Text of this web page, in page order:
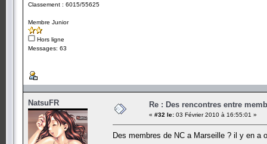
Classement : 6015/55625
Membre Junior
Hors ligne
Messages: 63
NatsuFR Re : Des rencontres entre
« #32 le: 03 Février 2010 à 16:55:01 »
Des membres de NC a Marseille ? il y en a